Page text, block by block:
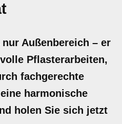
Außenbereich – er
Pflasterarbeiten,
fachgerechte
harmonische
holen Sie sich jetzt